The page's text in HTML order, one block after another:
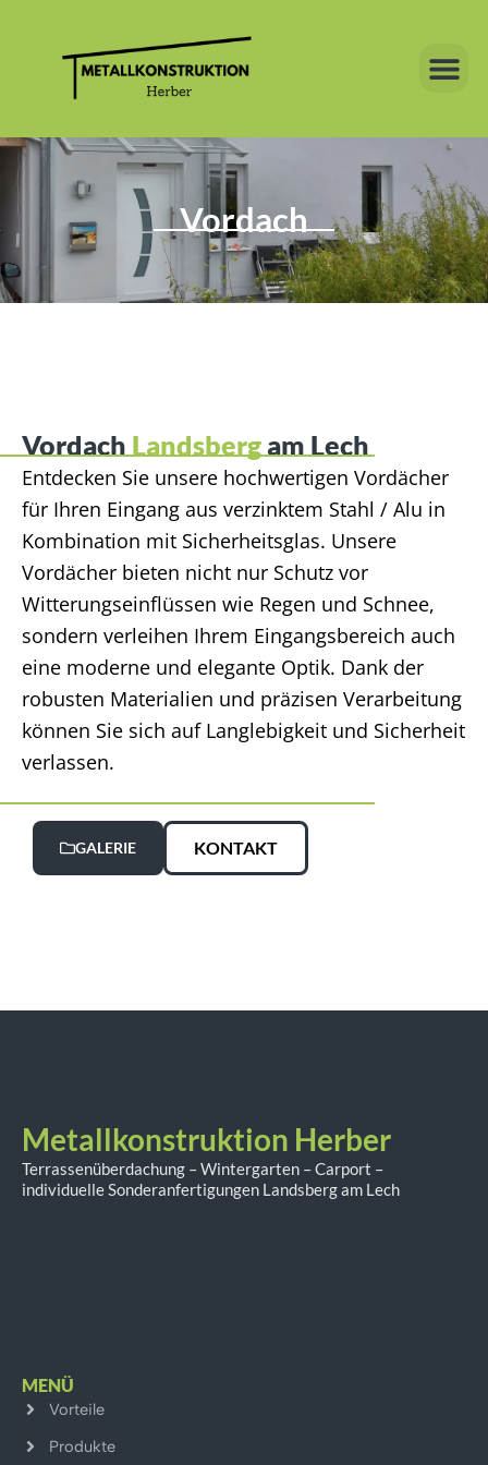
springen
Vordach
Vordach Landsberg am Lech
Entdecken Sie unsere hochwertigen Vordächer
für Ihren Eingang aus verzinktem Stahl / Alu in
Kombination mit Sicherheitsglas. Unsere
Vordächer bieten nicht nur Schutz vor
Witterungseinflüssen wie Regen und Schnee,
sondern verleihen Ihrem Eingangsbereich auch
eine moderne und elegante Optik. Dank der
robusten Materialien und präzisen Verarbeitung
können Sie sich auf Langlebigkeit und Sicherheit
verlassen.
GALERIE KONTAKT
Metallkonstruktion Herber
Terrassenüberdachung – Wintergarten – Carport –
individuelle Sonderanfertigungen Landsberg am Lech
MENÜ
Vorteile
Produkte